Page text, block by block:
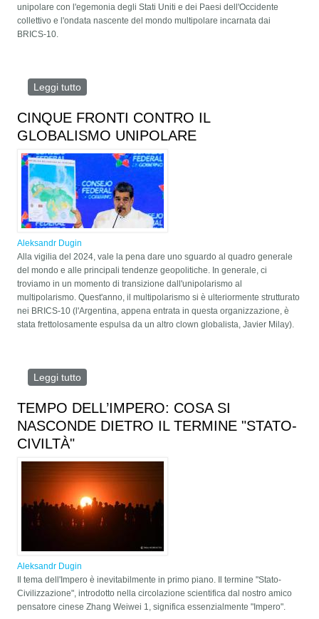
unipolare con l'egemonia degli Stati Uniti e dei Paesi dell'Occidente
collettivo e l'ondata nascente del mondo multipolare incarnata dai
BRICS-10.
Leggi tutto
CINQUE FRONTI CONTRO IL
GLOBALISMO UNIPOLARE
Aleksandr Dugin
Alla vigilia del 2024, vale la pena dare uno sguardo al quadro generale
del mondo e alle principali tendenze geopolitiche. In generale, ci
troviamo in un momento di transizione dall'unipolarismo al
multipolarismo. Quest'anno, il multipolarismo si è ulteriormente strutturato
nei BRICS-10 (l'Argentina, appena entrata in questa organizzazione, è
stata frettolosamente espulsa da un altro clown globalista, Javier Milay).
Leggi tutto
TEMPO DELL’IMPERO: COSA SI
NASCONDE DIETRO IL TERMINE "STATO-
CIVILTÀ"
Aleksandr Dugin
Il tema dell'Impero è inevitabilmente in primo piano. Il termine "Stato-
Civilizzazione", introdotto nella circolazione scientifica dal nostro amico
pensatore cinese Zhang Weiwei 1, significa essenzialmente "Impero".